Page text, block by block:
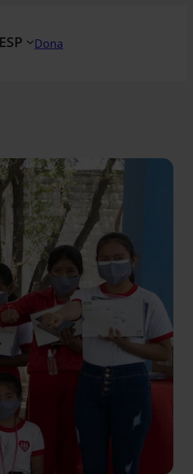
ESP Dona